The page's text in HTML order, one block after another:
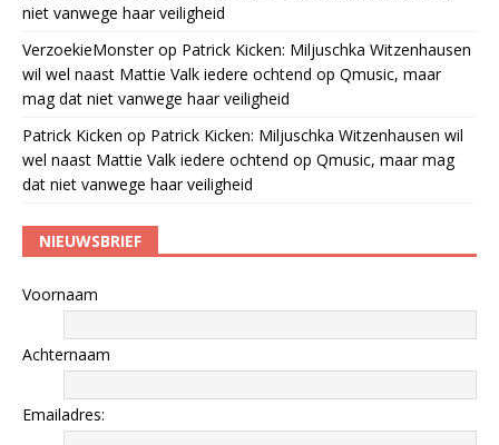
niet vanwege haar veiligheid
VerzoekieMonsterop Patrick Kicken: Miljuschka Witzenhausen
wil wel naast Mattie Valk iedere ochtend op Qmusic, maar
mag dat niet vanwege haar veiligheid
Patrick Kicken op Patrick Kicken: Miljuschka Witzenhausen wil
wel naast Mattie Valk iedere ochtend op Qmusic, maar mag
dat niet vanwege haar veiligheid
NIEUWSBRIEF
Voornaam
Achternaam
Emailadres: